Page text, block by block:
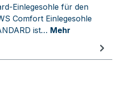
Einlegesohle für den
Comfort Einlegesohle
ist… Mehr